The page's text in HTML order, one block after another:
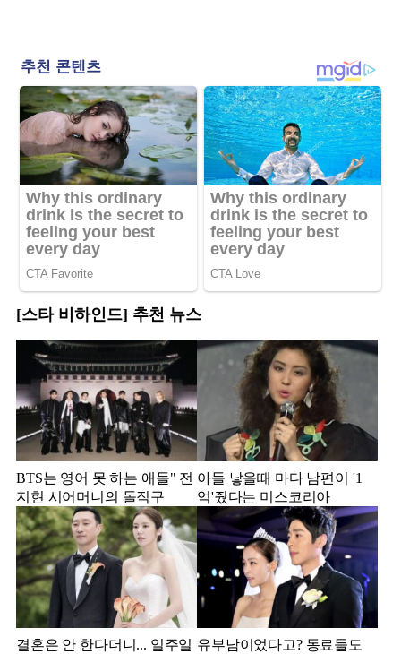
[스타 비하인드] 추천 뉴스
BTS는 영어 못 하는 애들" 전
지현 시어머니의 돌직구
아들 낳을때 마다 남편이 '1
억'줬다는 미스코리아
결혼은 안 한다더니... 일주일 유부남이었다고? 동료들도